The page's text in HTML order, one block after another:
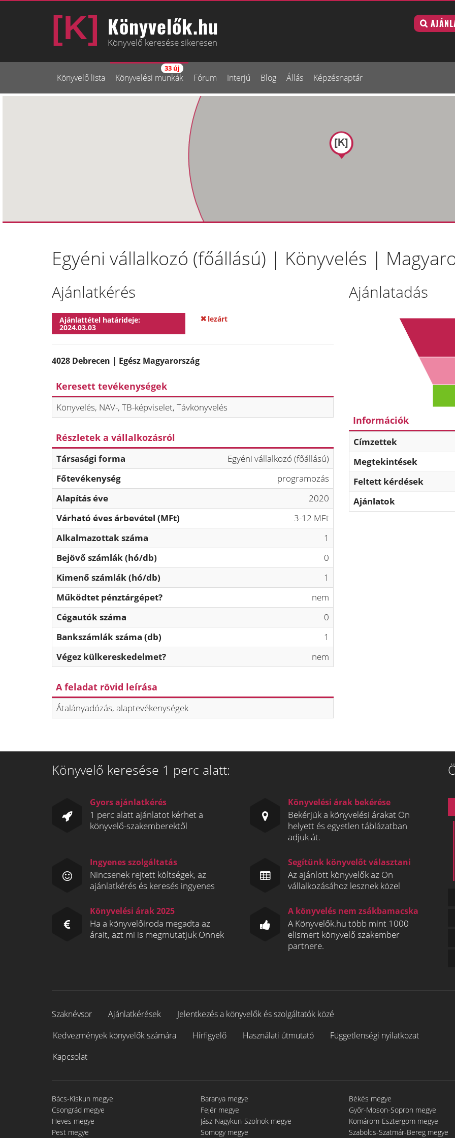
Könyvelők.hu
Könyvelő keresése sikeresen
Könyvelő lista Könyvelési munkák
33 új
Fórum Interjú Blog Állás Képzésnaptár
Egyéni vállalkozó (főállású) | Könyvelés |
Ajánlatkérés
Ajánlattétel határideje:
2024.03.03
lezárt
4028 Debrecen | Egész Magyarország
Keresett tevékenységek
Könyvelés, NAV-, TB-képviselet, Távkönyvelés
Részletek a vállalkozásról
Társasági forma
Egyéni vállalkozó (főállású)
Főtevékenység
programozás
Alapítás éve
2020
Várható éves árbevétel (MFt)
3-12 MFt
Alkalmazottak száma
1
Bejövő számlák (hó/db)
0
Kimenő számlák (hó/db)
1
Működtet pénztárgépet?
nem
Cégautók száma
0
Bankszámlák száma (db)
1
Végez külkereskedelmet?
nem
A feladat rövid leírása
Átalányadózás, alaptevékenységek
Ajánlatadás
Információk
Címzettek
Megtekintések
Feltett kérdések
Ajánlatok
Könyvelő keresése 1 perc alatt:
Gyors ajánlatkérés
1 perc alatt ajánlatot kérhet a
könyvelő-szakemberektől
Könyvelési árak bekérése
Bekérjük a könyvelési árakat Ön
helyett és egyetlen táblázatban
adjuk át.
Ingyenes szolgáltatás
Nincsenek rejtett költségek, az
ajánlatkérés és keresés ingyenes
Segítünk könyvelőt választani
Az ajánlott könyvelők az Ön
vállalkozásához lesznek közel
Könyvelési árak 2025
Ha a könyvelőiroda megadta az
árait, azt mi is megmutatjuk Önnek
A könyvelés nem zsákbamacska
A Könyvelők.hu több mint 1000
elismert könyvelő szakember
partnere.
Szaknévsor Ajánlatkérések
Jelentkezés a könyvelők és szolgáltatók közé
Kedvezmények könyvelők számára
Hírfigyelő Használati útmutató
Függetlenségi nyilatkozat
Kapcsolat
Bács-Kiskun megye Baranya megye Békés megye
Csongrád megye
Fejér megye Győr-Moson-Sopron megye
Heves megye
Jász-Nagykun-Szolnok megye Komárom-Esztergom megye
Pest megye
Somogy megye Szabolcs-Szatmár-Bereg megye